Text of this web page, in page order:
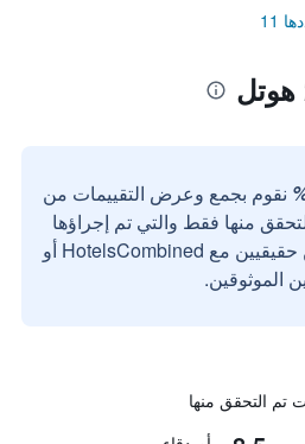
11
نقوم بجمع وعرض التقييمات من
منها فقط والتي تم إجراؤها
بواسطة مستخدمين حقيقيين مع HotelsCombined أو
الموثوقين.